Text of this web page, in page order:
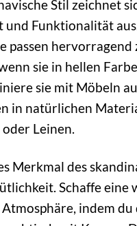
Stil zeichnet
und Funktionalität
passen hervorragend
sie in hellen
sie mit Möbeln
in natürlichen
Leinen.
Merkmal des
Schaffe eine
indem du